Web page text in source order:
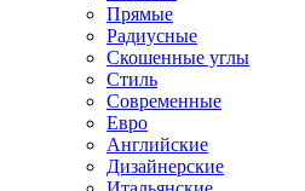
Прямые
Радиусные
Скошенные углы
Стиль
Современные
Евро
Английские
Дизайнерские